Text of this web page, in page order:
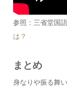
参照：三省堂国
は？
まとめ
身なりや振る舞